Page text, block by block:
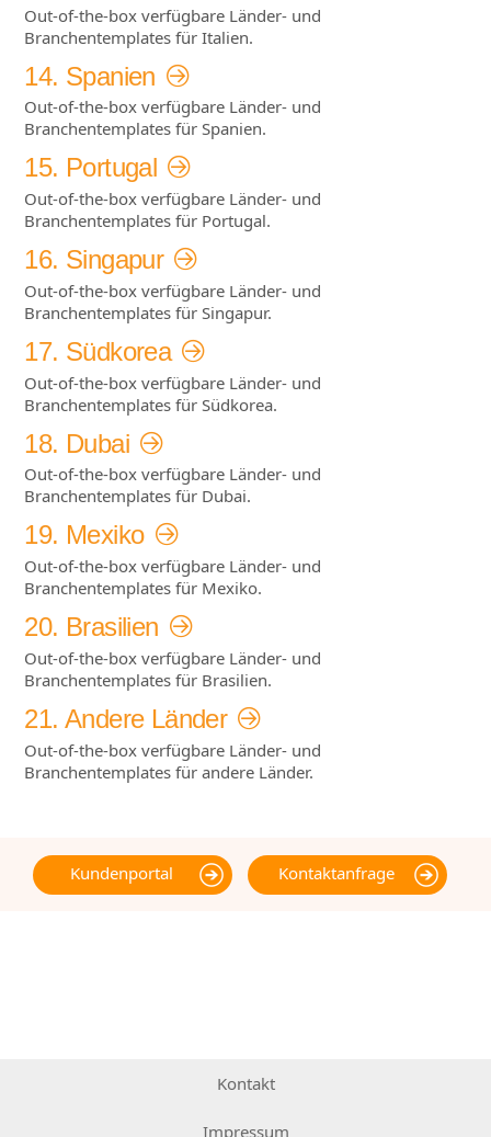
Out-of-the-box verfügbare Länder- und
Branchentemplates für Italien.
14. Spanien
Out-of-the-box verfügbare Länder- und
Branchentemplates für Spanien.
15. Portugal
Out-of-the-box verfügbare Länder- und
Branchentemplates für Portugal.
16. Singapur
Out-of-the-box verfügbare Länder- und
Branchentemplates für Singapur.
17. Südkorea
Out-of-the-box verfügbare Länder- und
Branchentemplates für Südkorea.
18. Dubai
Out-of-the-box verfügbare Länder- und
Branchentemplates für Dubai.
19. Mexiko
Out-of-the-box verfügbare Länder- und
Branchentemplates für Mexiko.
20. Brasilien
Out-of-the-box verfügbare Länder- und
Branchentemplates für Brasilien.
21. Andere Länder
Out-of-the-box verfügbare Länder- und
Branchentemplates für andere Länder.
Kundenportal Kontaktanfrage
Kontakt
Impressum